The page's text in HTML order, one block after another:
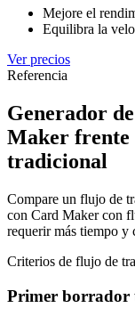
Mejore el
Equilibra la
Ver precios
Referencia
Generador
Maker frente
tradicional
Compare un flujo de
con Card Maker con
requerir más tiempo y
Criterios de flujo de
Primer borrador